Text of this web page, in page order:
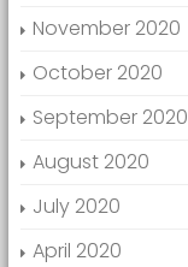
November 2020
October 2020
September 2020
August 2020
July 2020
April 2020